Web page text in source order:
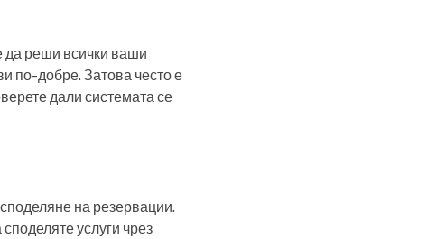
да реши всички ваши
по-добре. Затова често е
дали системата се
на резервации.
споделяте услуги чрез